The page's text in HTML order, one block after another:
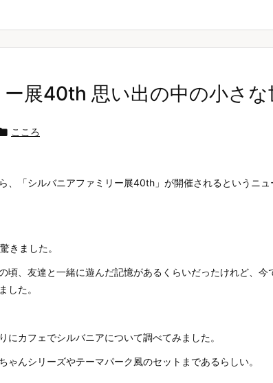
展40th 思い出の中の小さな
こころ
、「シルバニアファミリー展40th」が開催されるというニュ
きました。
頃、友達と一緒に遊んだ記憶があるくらいだったけれど、今
した。
カフェでシルバニアについて調べてみました。
んシリーズやテーマパーク風のセットまであるらしい。